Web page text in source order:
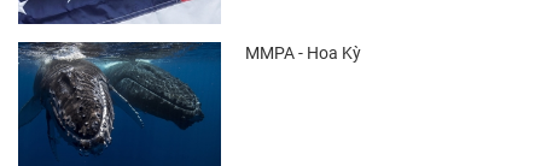
MMPA - Hoa Kỳ